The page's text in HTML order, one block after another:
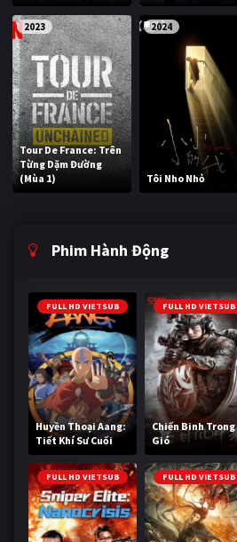
2023
Tour De France: Trên
Từng Dặm Đường
(Mùa 1)
2024
Tôi Nho Nhỏ
Phim Hành Động
FULL HD VIETSUB
Huyền Thoại Aang:
Tiết Khí Sư Cuối
Cùng
FULL HD VIETSUB
Chiến Binh Trong
Gió
FULL HD VIETSUB FULL HD VIETSUB